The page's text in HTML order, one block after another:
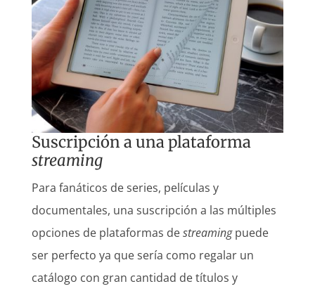
Suscripción a una plataforma
streaming
Para fanáticos de series, películas y
documentales, una suscripción a las múltiples
opciones de plataformas destreamingpuede
ser perfecto ya que sería como regalar un
catálogo con gran cantidad de títulos y